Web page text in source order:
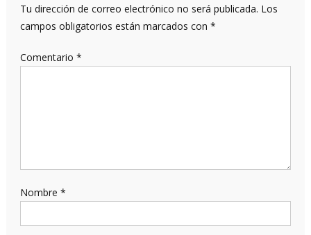
Tu dirección de correo electrónico no será publicada. Los
campos obligatorios están marcados con *
Comentario *
Nombre *